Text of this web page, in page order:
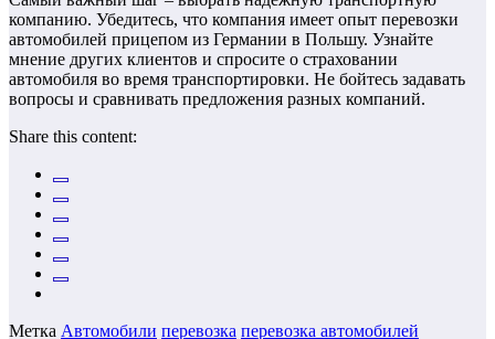
компанию. Убедитесь, что компания имеет опыт перевозки
автомобилей прицепом из Германии в Польшу. Узнайте
мнение других клиентов и спросите о страховании
автомобиля во время транспортировки. Не бойтесь задавать
вопросы и сравнивать предложения разных компаний.
Share this content:
Метка Автомобили перевозка перевозка автомобилей